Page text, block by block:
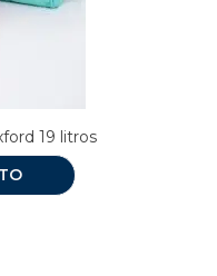
19 litros